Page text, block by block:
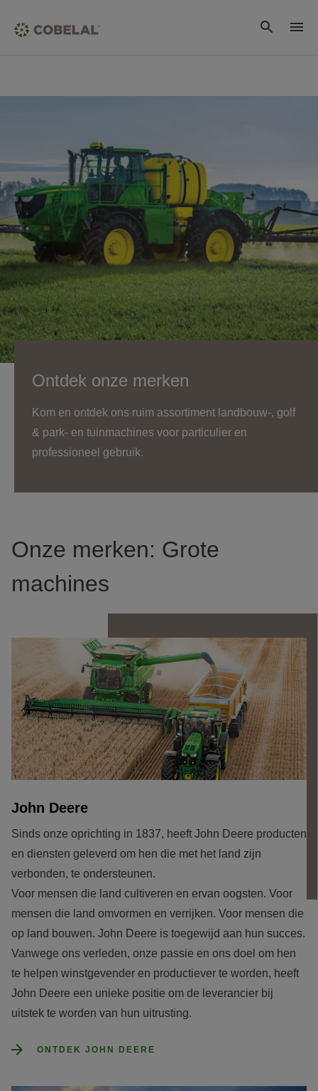
Ontdek onze merken
Kom en ontdek ons ruim assortiment landbouw-, golf
& park- en tuinmachines voor particulier en
professioneel gebruik.
Onze merken: Grote
machines
John Deere
Sinds onze oprichting in 1837, heeft John Deere producten
en diensten geleverd om hen die met het land zijn
verbonden, te ondersteunen.
Voor mensen die land cultiveren en ervan oogsten. Voor
mensen die land omvormen en verrijken. Voor mensen die
op land bouwen. John Deere is toegewijd aan hun succes.
Vanwege ons verleden, onze passie en ons doel om hen
te helpen winstgevender en productiever te worden, heeft
John Deere een unieke positie om de leverancier bij
uitstek te worden van hun uitrusting.
ONTDEK JOHN DEERE